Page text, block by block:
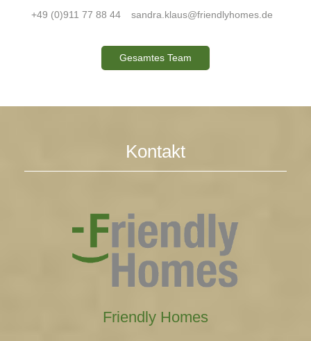
+49 (0)911 77 88 44 sandra.klaus@friendlyhomes.de
Gesamtes Team
Kontakt
Friendly Homes